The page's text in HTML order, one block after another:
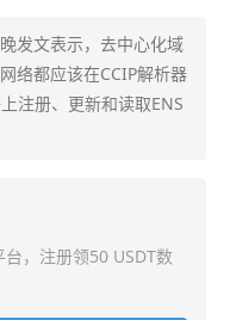
发文表示，去中心化域
络都应该在CCIP解析器
注册、更新和读取ENS
，注册领50 USDT数